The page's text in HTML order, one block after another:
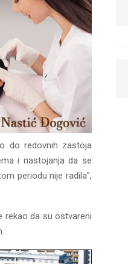
do redovnih zastoja
i nastojanja da se
periodu nije radila”,
rekao da su ostvareni